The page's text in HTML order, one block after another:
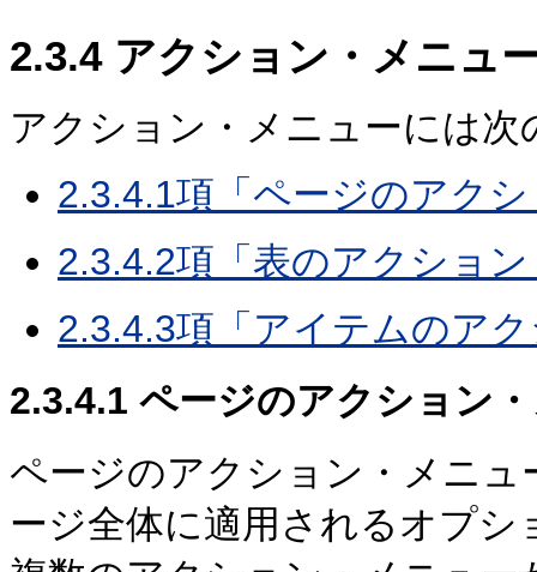
2.3.4アクション・メニュ
アクション・メニューには
2.3.4.1項「ページのアク
2.3.4.2項「表のアクショ
2.3.4.3項「アイテムのア
2.3.4.1 ページのアクション
ページのアクション・メニ
ージ全体に適用されるオプ